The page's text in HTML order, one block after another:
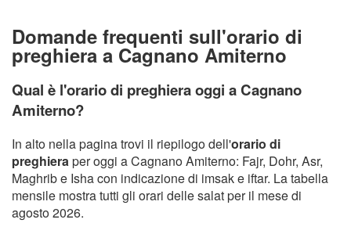
Domande frequenti sull'orario di
preghiera a Cagnano Amiterno
Qual è l'orario di preghiera oggi a Cagnano
Amiterno?
In alto nella pagina trovi il riepilogo dell'orario di
preghieraper oggi a Cagnano Amiterno: Fajr, Dohr, Asr,
Maghrib e Isha con indicazione di imsak e iftar. La tabella
mensile mostra tutti gli orari delle salat per il mese di
agosto 2026.